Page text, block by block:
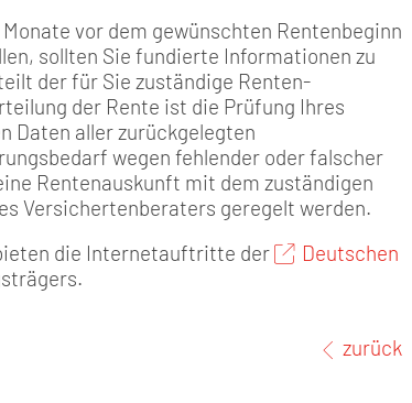
vor dem gewünschten Rentenbeginn
sollten Sie fundierte Informationen zu
der für Sie zuständige Renten­
der Rente ist die Prüfung Ihres
Daten aller zurückge­legten
we­gen fehlender oder falscher
Rentenauskunft mit dem zuständigen
Versichertenbera­ters geregelt werden.
die Internetauftritte der
Deutschen
zurück